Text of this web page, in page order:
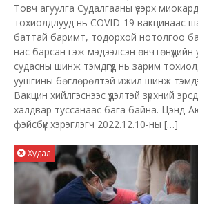
Товч агуулга Судалгааны үеэрх
тохиолдлууд нь COVID-19 вакцинаас
баттай баримт, тодорхой нотолгоо
нас барсан гэж мэдээлсэн
судасны шинж тэмдгүүд нь зарим
уушгины бөглөрөлтэй ижил шинж
Вакцин хийлгэснээс үүдэлтэй зүрхний
халдвар туссанаас бага байна. Цэнд-
фэйсбүүк хэрэглэгч 2022.12.10-ны […]
Худал